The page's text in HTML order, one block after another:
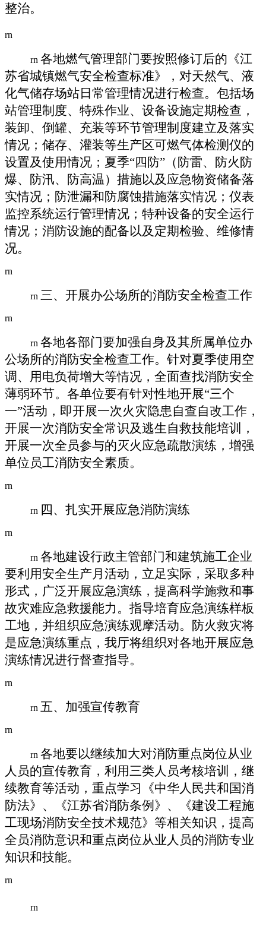
整治。
rn
rn 各地燃气管理部门要按照修订后的《江
苏省城镇燃气安全检查标准》，对天然气、液
化气储存场站日常管理情况进行检查。包括场
站管理制度、特殊作业、设备设施定期检查，
装卸、倒罐、充装等环节管理制度建立及落实
情况；储存、灌装等生产区可燃气体检测仪的
设置及使用情况；夏季“四防”（防雷、防火防
爆、防汛、防高温）措施以及应急物资储备落
实情况；防泄漏和防腐蚀措施落实情况；仪表
监控系统运行管理情况；特种设备的安全运行
情况；消防设施的配备以及定期检验、维修情
况。
rn
rn 三、开展办公场所的消防安全检查工作
rn
rn 各地各部门要加强自身及其所属单位办
公场所的消防安全检查工作。针对夏季使用空
调、用电负荷增大等情况，全面查找消防安全
薄弱环节。各单位要有针对性地开展“三个
一”活动，即开展一次火灾隐患自查自改工作，
开展一次消防安全常识及逃生自救技能培训，
开展一次全员参与的灭火应急疏散演练，增强
单位员工消防安全素质。
rn
rn 四、扎实开展应急消防演练
rn
rn 各地建设行政主管部门和建筑施工企业
要利用安全生产月活动，立足实际，采取多种
形式，广泛开展应急演练，提高科学施救和事
故灾难应急救援能力。指导培育应急演练样板
工地，并组织应急演练观摩活动。防火救灾将
是应急演练重点，我厅将组织对各地开展应急
演练情况进行督查指导。
rn
rn 五、加强宣传教育
rn
rn 各地要以继续加大对消防重点岗位从业
人员的宣传教育，利用三类人员考核培训，继
续教育等活动，重点学习《中华人民共和国消
防法》、《江苏省消防条例》、《建设工程施
工现场消防安全技术规范》等相关知识，提高
全员消防意识和重点岗位从业人员的消防专业
知识和技能。
rn
rn